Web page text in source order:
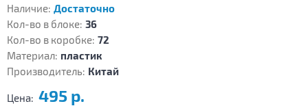
Наличие: Достаточно
Кол-во в блоке: 36
Кол-во в коробке: 72
Материал: пластик
Производитель: Китай
Цена: 495 р.